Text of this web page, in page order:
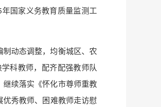
国家义务教育质量监测工
动态调整，均衡城区、农
科教师，配齐配强教师队
续落实《怀化市尊师重教
秀教师、困难教师走访慰